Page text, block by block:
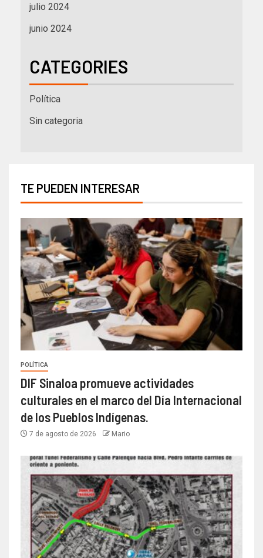
julio 2024
junio 2024
CATEGORIES
Política
Sin categoria
TE PUEDEN INTERESAR
POLÍTICA
DIF Sinaloa promueve actividades
culturales en el marco del Día Internacional
de los Pueblos Indígenas.
7 de agosto de 2026 Mario